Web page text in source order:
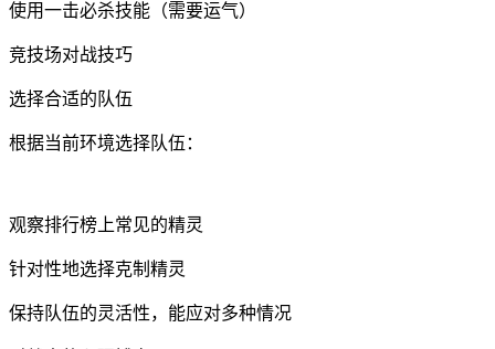
使用一击必杀技能（需要运气）
竞技场对战技巧
选择合适的队伍
根据当前环境选择队伍：
观察排行榜上常见的精灵
针对性地选择克制精灵
保持队伍的灵活性，能应对多种情况